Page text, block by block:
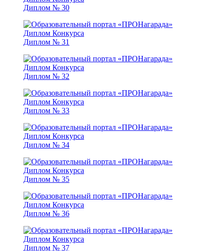
Диплом № 30
Диплом № 31
Диплом № 32
Диплом № 33
Диплом № 34
Диплом № 35
Диплом № 36
Диплом № 37